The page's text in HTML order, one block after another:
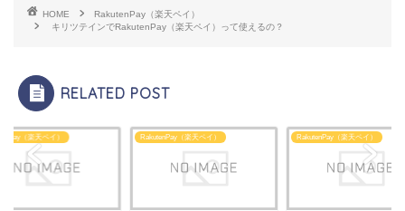
HOME
RakutenPay（楽天ペイ）
キリツテインでRakutenPay（楽天ペイ）って使えるの？
RELATED POST
（楽天ペイ） RakutenPay（楽天ペイ） RakutenPay（楽天ペイ）